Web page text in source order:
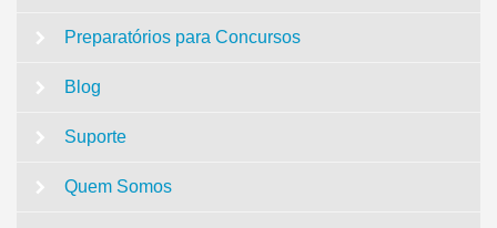
Preparatórios para Concursos
Blog
Suporte
Quem Somos